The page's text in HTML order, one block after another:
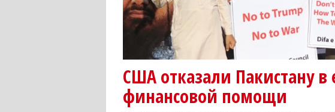
США отказали Пакистану в
финансовой помощи